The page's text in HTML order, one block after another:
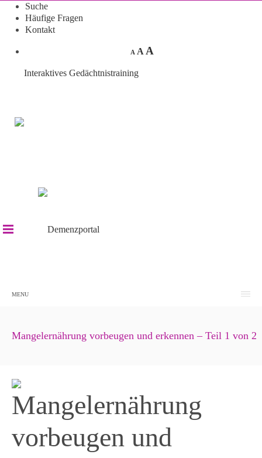
Suche
Häufige Fragen
Kontakt
A A A
Interaktives Gedächtnistraining
MENU
Mangelernährung vorbeugen und erkennen – Teil 1 von 2
Mangelernährung
vorbeugen und